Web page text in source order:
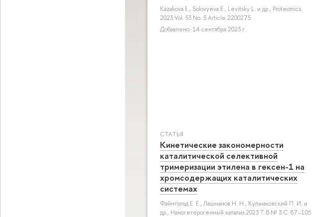
Kazakova E., Solovyeva E., Levitsky L. и др., Proteomics
2023 Vol. 53 No. 5 Article 2200275
Добавлено: 14 сентября 2023 г.
СТАТЬЯ
Кинетическиe закономерности
каталитической селективной
тримеризации этилена в гексен-1 на
хромсодержащих каталитических
системах
Файнгольд Е. Е., Лашманов Н. Н., Кульчаковский П. И. и
др., Наногетерогенный катализ 2023 Т. 8 № 3 С. 87–105